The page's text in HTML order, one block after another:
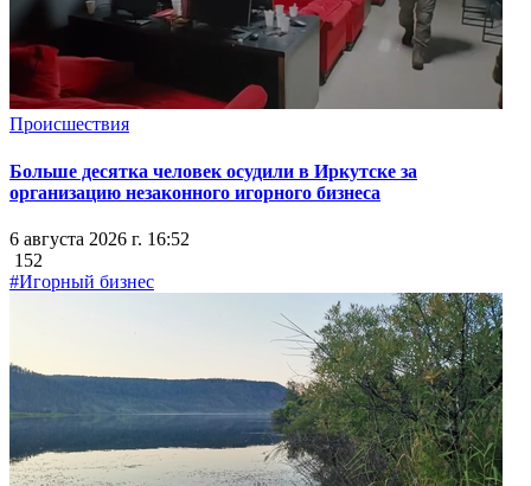
Происшествия
Больше десятка человек осудили в Иркутске за
организацию незаконного игорного бизнеса
6 августа 2026 г. 16:52
152
#Игорный бизнес